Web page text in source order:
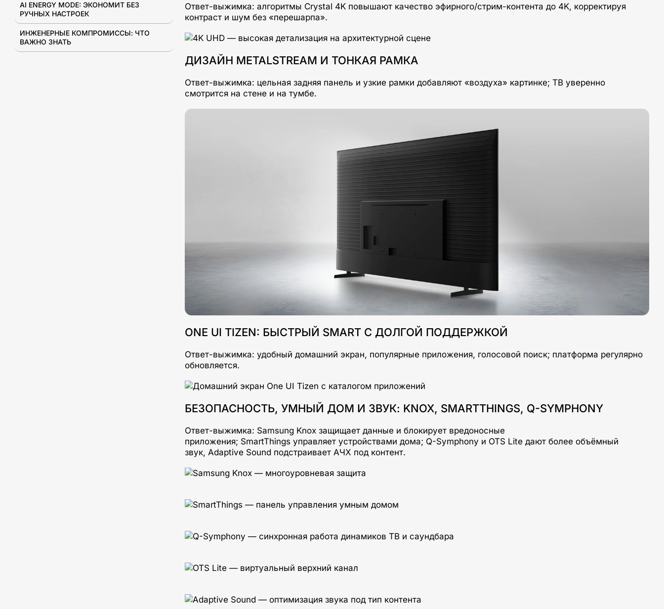
AI ENERGY MODE: ЭКОНОМИТ БЕЗ
РУЧНЫХ НАСТРОЕК
ИНЖЕНЕРНЫЕ КОМПРОМИССЫ: ЧТО
ВАЖНО ЗНАТЬ
Ответ-выжимка: алгоритмы Crystal 4K повышают качество эфирного/стрим-контента до 4K, корректируя
контраст и шум без «перешарпа».
ДИЗАЙН METALSTREAM И ТОНКАЯ РАМКА
Ответ-выжимка: цельная задняя панель и узкие рамки добавляют «воздуха» картинке; ТВ уверенно
смотрится на стене и на тумбе.
ONE UI TIZEN: БЫСТРЫЙ SMART С ДОЛГОЙ ПОДДЕРЖКОЙ
Ответ-выжимка: удобный домашний экран, популярные приложения, голосовой поиск; платформа регулярно
обновляется.
БЕЗОПАСНОСТЬ, УМНЫЙ ДОМ И ЗВУК: KNOX, SMARTTHINGS, Q-SYMPHONY
Ответ-выжимка: Samsung Knox защищает данные и блокирует вредоносные
приложения; SmartThings управляет устройствами дома; Q-Symphony и OTS Lite дают более объёмный
звук, Adaptive Sound подстраивает АЧХ под контент.